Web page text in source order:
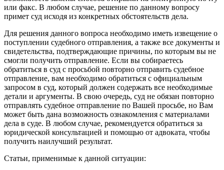
или факс. В любом случае, решение по данному вопросу
примет суд исходя из конкретных обстоятельств дела.
Для решения данного вопроса необходимо иметь извещение о
поступлении судебного отправления, а также все документы и
свидетельства, подтверждающие причины, по которым вы не
смогли получить отправление. Если вы собираетесь
обратиться в суд с просьбой повторно отправить судебное
отправление, вам необходимо обратиться с официальным
запросом в суд, который должен содержать все необходимые
детали и аргументы. В свою очередь, суд не обязан повторно
отправлять судебное отправление по Вашей просьбе, но Вам
может быть дана возможность ознакомления с материалами
дела в суде. В любом случае, рекомендуется обратиться за
юридической консультацией и помощью от адвоката, чтобы
получить наилучший результат.
Статьи, применимые к данной ситуации: